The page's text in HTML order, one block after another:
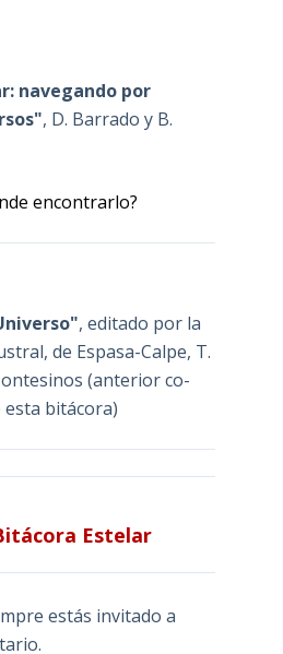
navegando por
, D. Barrado y B.
encontrarlo?
, editado por la
de Espasa-Calpe, T.
(anterior co-
bitácora)
Estelar
estás invitado a